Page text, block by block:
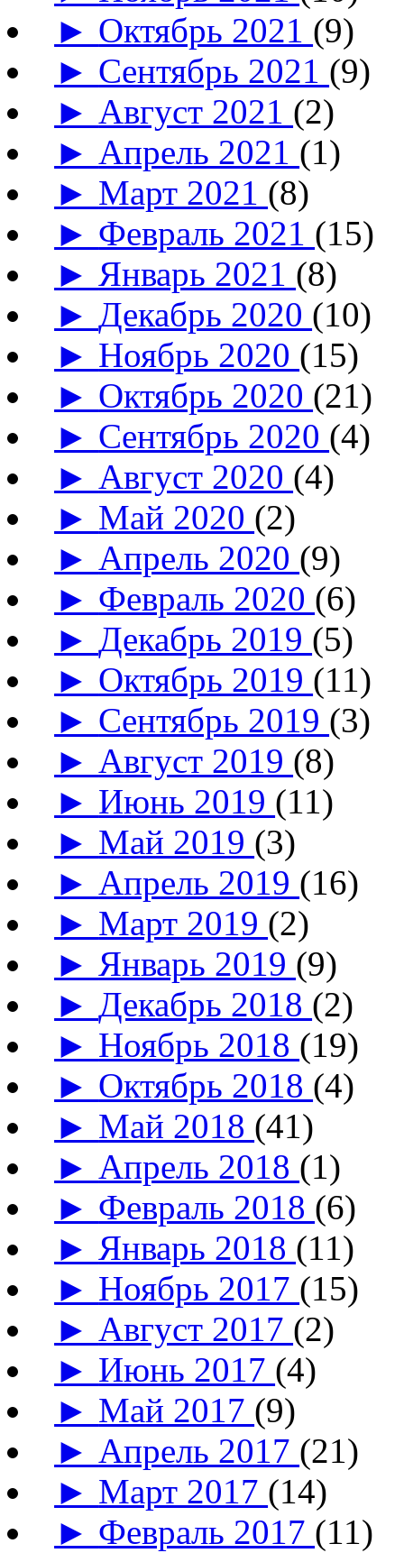
► Октябрь 2021 (9)
► Сентябрь 2021 (9)
► Август 2021 (2)
► Апрель 2021 (1)
► Март 2021 (8)
► Февраль 2021 (15)
► Январь 2021 (8)
►Декабрь 2020 (10)
► Ноябрь 2020 (15)
► Октябрь 2020 (21)
► Сентябрь 2020 (4)
► Август 2020 (4)
► Май 2020 (2)
► Апрель 2020 (9)
► Февраль 2020 (6)
►Декабрь 2019 (5)
► Октябрь 2019 (11)
► Сентябрь 2019 (3)
► Август 2019 (8)
► Июнь 2019 (11)
► Май 2019 (3)
► Апрель 2019 (16)
► Март 2019 (2)
► Январь 2019 (9)
►Декабрь 2018 (2)
► Ноябрь 2018 (19)
► Октябрь 2018 (4)
► Май 2018 (41)
► Апрель 2018 (1)
► Февраль 2018 (6)
► Январь 2018 (11)
► Ноябрь 2017 (15)
► Август 2017 (2)
► Июнь 2017 (4)
► Май 2017 (9)
► Апрель 2017 (21)
► Март 2017 (14)
► Февраль 2017 (11)